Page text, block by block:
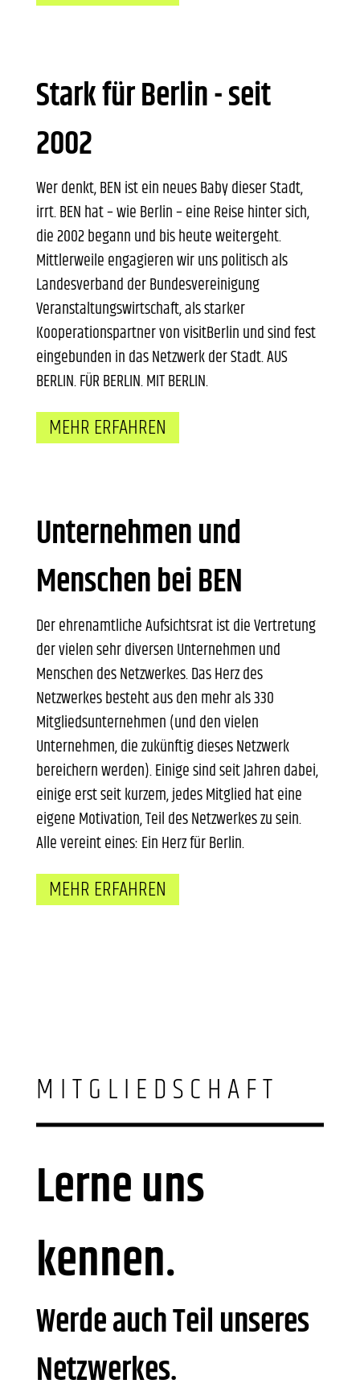
Stark für Berlin - seit
2002
Wer denkt, BEN ist ein neues Baby dieser Stadt,
irrt. BEN hat – wie Berlin – eine Reise hinter sich,
die 2002 begann und bis heute weitergeht.
Mittlerweile engagieren wir uns politisch als
Landesverband der Bundesvereinigung
Veranstaltungswirtschaft, als starker
Kooperationspartner von visitBerlin und sind fest
eingebunden in das Netzwerk der Stadt. AUS
BERLIN. FÜR BERLIN. MIT BERLIN.
MEHR ERFAHREN
Unternehmen und
Menschen bei BEN
Der ehrenamtliche Aufsichtsrat ist die Vertretung
der vielen sehr diversen Unternehmen und
Menschen des Netzwerkes. Das Herz des
Netzwerkes besteht aus den mehr als 330
Mitgliedsunternehmen (und den vielen
Unternehmen, die zukünftig dieses Netzwerk
bereichern werden). Einige sind seit Jahren dabei,
einige erst seit kurzem, jedes Mitglied hat eine
eigene Motivation, Teil des Netzwerkes zu sein.
Alle vereint eines: Ein Herz für Berlin.
MEHR ERFAHREN
MITGLIEDSCHAFT
Lerne uns
kennen.
Werde auch Teil unseres
Netzwerkes.